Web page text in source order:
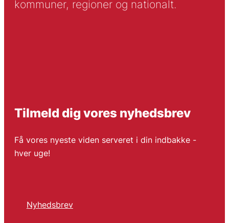
kommuner, regioner og nationalt.
Tilmeld dig vores nyhedsbrev
Få vores nyeste viden serveret i din indbakke -
hver uge!
Nyhedsbrev